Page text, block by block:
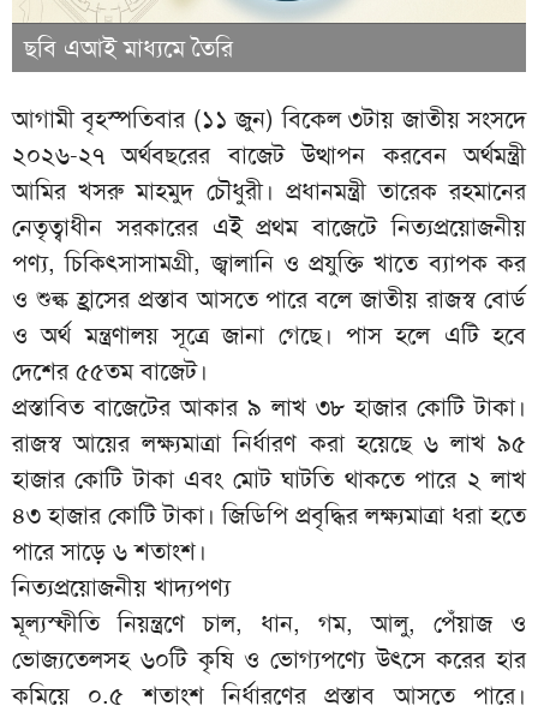
ছবি এআই মাধ্যমে তৈরি
আগামী বৃহস্পতিবার (১১ জুন) বিকেল ৩টায় জাতীয় সংসদে
২০২৬-২৭ অর্থবছরের বাজেট উত্থাপন করবেন অর্থমন্ত্রী
আমির খসরু মাহমুদ চৌধুরী। প্রধানমন্ত্রী তারেক রহমানের
নেতৃত্বাধীন সরকারের এই প্রথম বাজেটে নিত্যপ্রয়োজনীয়
পণ্য, চিকিৎসাসামগ্রী, জ্বালানি ও প্রযুক্তি খাতে ব্যাপক কর
ও শুল্ক হ্রাসের প্রস্তাব আসতে পারে বলে জাতীয় রাজস্ব বোর্ড
ও অর্থ মন্ত্রণালয় সূত্রে জানা গেছে। পাস হলে এটি হবে
দেশের ৫৫তম বাজেট।
প্রস্তাবিত বাজেটের আকার ৯ লাখ ৩৮ হাজার কোটি টাকা।
রাজস্ব আয়ের লক্ষ্যমাত্রা নির্ধারণ করা হয়েছে ৬ লাখ ৯৫
হাজার কোটি টাকা এবং মোট ঘাটতি থাকতে পারে ২ লাখ
৪৩ হাজার কোটি টাকা। জিডিপি প্রবৃদ্ধির লক্ষ্যমাত্রা ধরা হতে
পারে সাড়ে ৬ শতাংশ।
নিত্যপ্রয়োজনীয় খাদ্যপণ্য
মূল্যস্ফীতি নিয়ন্ত্রণে চাল, ধান, গম, আলু, পেঁয়াজ ও
ভোজ্যতেলসহ ৬০টি কৃষি ও ভোগ্যপণ্যে উৎসে করের হার
কমিয়ে ০.৫ শতাংশ নির্ধারণের প্রস্তাব আসতে পারে।